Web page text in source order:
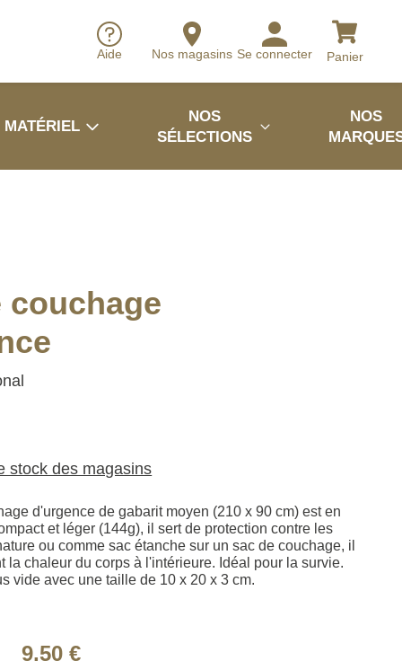
Aide Nos magasins Se connecter Panier
MATÉRIEL
NOS
SÉLECTIONS
NOS
couchage
stock des magasins
d'urgence de gabarit moyen (210 x 90 cm) est en
et léger (144g), il sert de protection contre les
ou comme sac étanche sur un sac de couchage, il
la chaleur du corps à l'intérieure. Idéal pour la survie.
vide avec une taille de 10 x 20 x 3 cm.
9,50 €